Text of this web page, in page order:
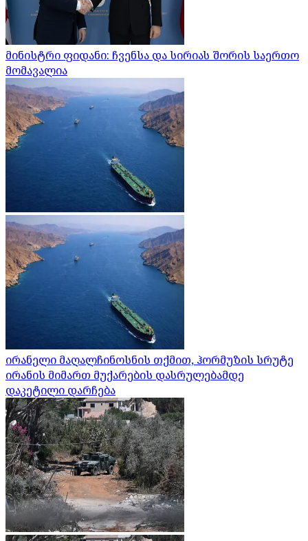
მინისტრი ფიდანი: ჩვენსა და სირიას შორის საერთო
მომავალია
ირანელი მაღალჩინოსნის თქმით, ჰორმუზის სრუტე
ირანის მიმართ მუქარების დასრულებამდე
დაკეტილი დარჩება